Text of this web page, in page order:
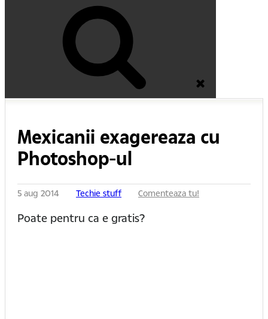
Mexicanii exagereaza cu
Photoshop-ul
5 aug 2014 Techie stuff Comenteaza tu!
Poate pentru ca e gratis?